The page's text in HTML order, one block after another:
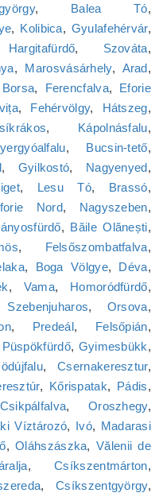
, Balea Tó,
, Kolibica, Gyulafehérvár,
Hargitafürdő, Szováta,
, Marosvásárhely, Arad,
Borsa, Ferencfalva, Eforie
, Fehérvölgy, Hátszeg,
, Kápolnásfalu,
, Bucsin-tető,
, Gyilkostó, Nagyenyed,
, Lesu Tó, Brassó,
Nord, Nagyszeben,
, Băile Olănești,
, Felsőszombatfalva,
, Boga Völgye, Déva,
, Vama, Homoródfürdő,
Szebenjuharos, Orsova,
, Predeál, Felsőpián,
Püspökfürdő, Gyimesbükk,
,Csernakeresztur,
, Kőrispatak, Pádis,
Csikpálfalva, Oroszhegy,
Víztározó, Ivó, Madarasi
,Oláhszászka, Vălenii de
,Csíkszentmárton,
,Csíkszentgyörgy,